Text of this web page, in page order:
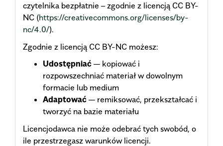
czytelnika bezpłatnie – zgodnie z licencją CC BY-
NC (https://creativecommons.org/licenses/by-
nc/4.0/).
Zgodnie z licencją CC BY-NC możesz:
Udostępniać — kopiować i
rozpowszechniać materiał w dowolnym
formacie lub medium
Adaptować — remiksować, przekształcać i
tworzyć na bazie materiału
Licencjodawca nie może odebrać tych swobód, o
ile przestrzegasz warunków licencji.